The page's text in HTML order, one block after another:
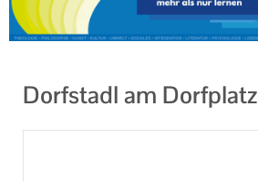
Dorfstadl am Dorfplatz
Neuigkeiten
Kontakt